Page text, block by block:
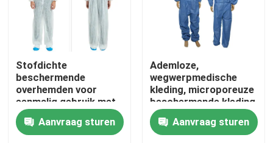
Huis
Producten
Ongeveer ons
Stofdichte
beschermende
overhemden voor
eenmalig gebruik met
rits voor aangepaste
producten
Aanvraag sturen
Ademloze,
wegwerpmedische
kleding, microporeuze
beschermende kleding
Aanvraag sturen